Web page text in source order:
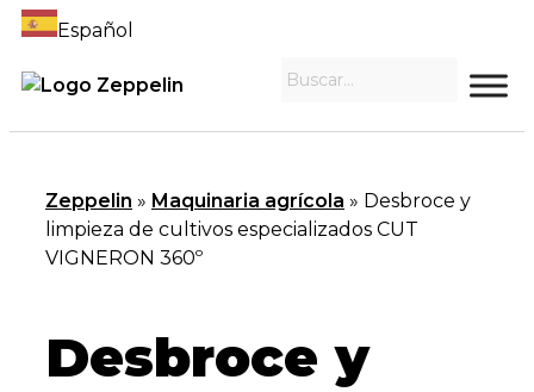
Español
Zeppelin » Maquinaria agrícola » Desbroce y
limpieza de cultivos especializados CUT
VIGNERON 360º
Desbroce y